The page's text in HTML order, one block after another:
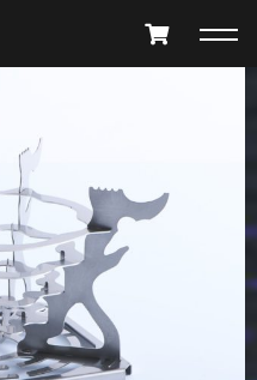
GEAR HANGER
ACCESSORY
ALL PRODUCTS